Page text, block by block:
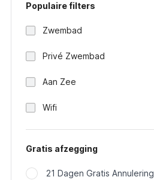
Populaire filters
Zwembad
Privé Zwembad
Aan Zee
Wifi
Gratis afzegging
21 Dagen Gratis Annulering